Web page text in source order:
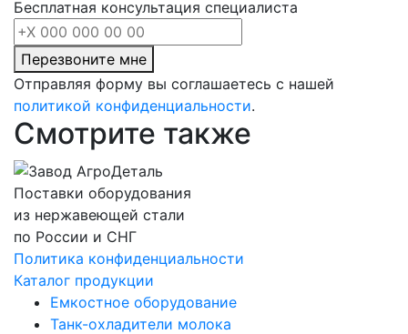
Бесплатная консультация специалиста
Перезвоните мне
Отправляя форму вы соглашаетесь с нашей
политикой конфиденциальности.
Смотрите также
Поставки оборудования
из нержавеющей стали
по России и СНГ
Политика конфиденциальности
Каталог продукции
Емкостное оборудование
Танк-охладители молока